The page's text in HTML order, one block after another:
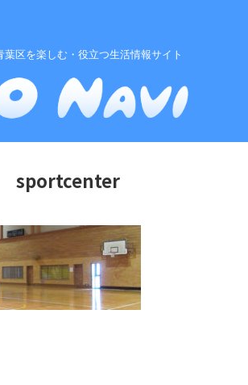
葉区を楽しむ・役立つ生活情報サイト
sportcenter